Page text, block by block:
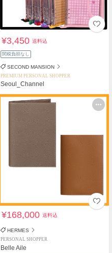
¥3,450送料込
関税負担なし
SECOND MANSION
PREMIUM PERSONAL SHOPPER
Seoul_Channel
¥168,000送料込
HERMES
PERSONAL SHOPPER
Belle Aile